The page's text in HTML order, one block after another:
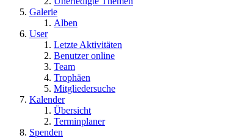
Galerie
Alben
User
Letzte Aktivitäten
Benutzer online
Team
Trophäen
Mitgliedersuche
Kalender
Übersicht
Terminplaner
Spenden